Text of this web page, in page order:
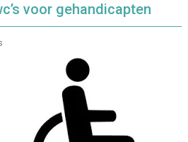
voor gehandicapten